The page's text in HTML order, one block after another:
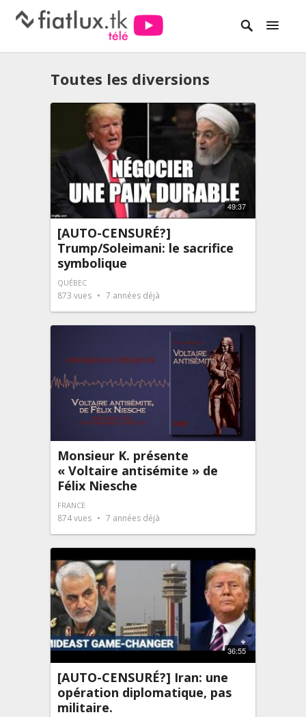
Toutes les diversions
49:37
[AUTO-CENSURÉ?]
Trump/Soleimani: le sacrifice
symbolique
QUÉBEC
873 vues 7 années déjà
Monsieur K. présente
« Voltaire antisémite » de
Félix Niesche
FRANCE
874vues 7 années déjà
36:55
[AUTO-CENSURÉ?] Iran: une
opération diplomatique, pas
militaire.